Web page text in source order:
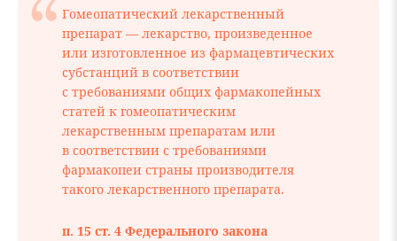
Гомеопатический лекарственный
препарат — лекарство, произведенное
или изготовленное из фармацевтических
субстанций в соответствии
с требованиями общих фармакопейных
статей к гомеопатическим
лекарственным препаратам или
в соответствии с требованиями
фармакопеи страны производителя
такого лекарственного препарата.
п. 15 ст. 4 Федерального закона